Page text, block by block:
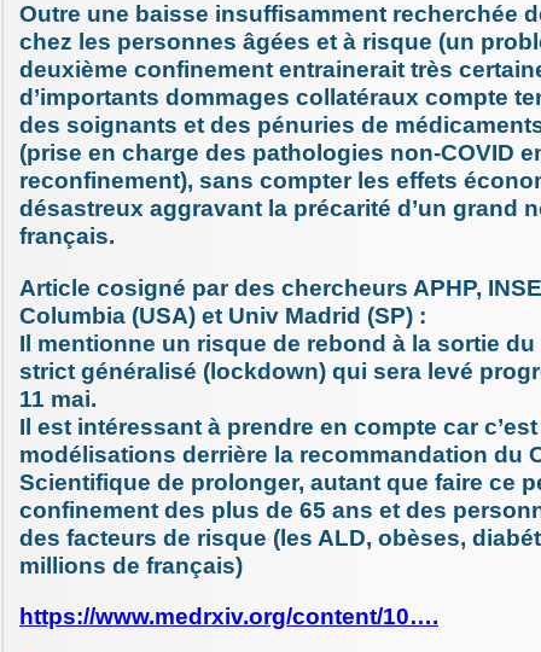
Outre une baisse insuffisamment recherchée
chez les personnes âgées et à risque (un
deuxième confinement entrainerait très
d’importants dommages collatéraux compte
des soignants et des pénuries de
(prise en charge des pathologies non-COVID
reconfinement), sans compter les effets
désastreux aggravant la précarité d’un grand
français.
Article cosigné par des chercheurs APHP,
Columbia (USA) et Univ Madrid (SP) :
Il mentionne un risque de rebond à la sortie
strict généralisé (lockdown) qui sera levé
11 mai.
Il est intéressant à prendre en compte car
modélisations derrière la recommandation du
Scientifique de prolonger, autant que faire ce
confinement des plus de 65 ans et des
des facteurs de risque (les ALD, obèses,
millions de français)
https://www.medrxiv.org/content/10….